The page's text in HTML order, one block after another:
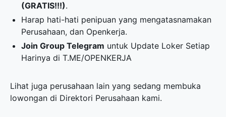
(GRATIS!!!).
Harap hati-hati penipuan yang mengatasnamakan
Perusahaan, dan Openkerja.
Join Group Telegram untuk Update Loker Setiap
Harinya diT.ME/OPENKERJA
Lihat juga perusahaan lain yang sedang membuka
lowongan di Direktori Perusahaan kami.